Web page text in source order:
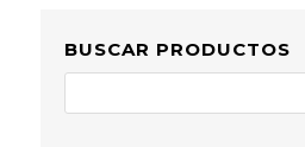
BUSCAR PRODUCTOS